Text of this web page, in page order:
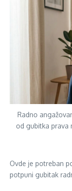
Radno
od gubitka prava
Ovde je potreban
potpuni gubitak